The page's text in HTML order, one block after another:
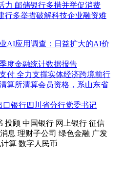
力 邮储银行多措并举促消费
行多举措破解科技企业融资难
AI应用调查：日益扩大的AI价
度金融统计数据报告
付 全力支撑实体经济跨境前行
算所清算会员资格，系山东省
口银行四川省分行党委书记
投顾 中国银行 网上银行 征信
息 理财子公司 绿色金融 广发
算 数字人民币